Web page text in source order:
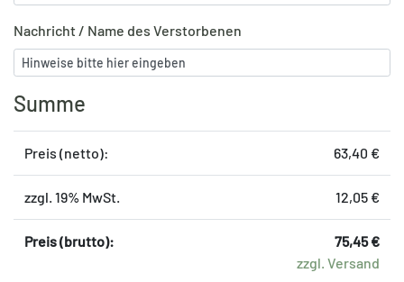
Nachricht / Name des Verstorbenen
Summe
Preis (netto): 63,40 €
zzgl. 19% MwSt. 12,05 €
Preis (brutto):
75,45 €
zzgl. Versand